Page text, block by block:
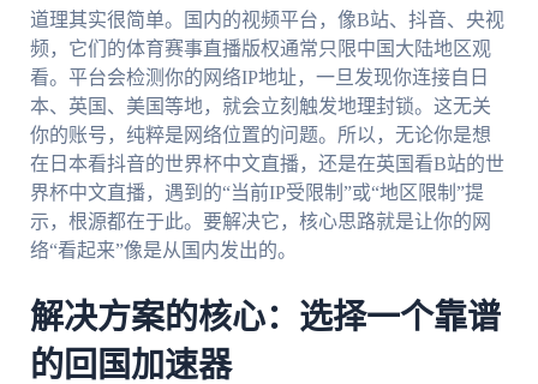
道理其实很简单。国内的视频平台，像B站、抖音、央视
频，它们的体育赛事直播版权通常只限中国大陆地区观
看。平台会检测你的网络IP地址，一旦发现你连接自日
本、英国、美国等地，就会立刻触发地理封锁。这无关
你的账号，纯粹是网络位置的问题。所以，无论你是想
在日本看抖音的世界杯中文直播，还是在英国看B站的世
界杯中文直播，遇到的“当前IP受限制”或“地区限制”提
示，根源都在于此。要解决它，核心思路就是让你的网
络“看起来”像是从国内发出的。
解决方案的核心：选择一个靠谱
的回国加速器